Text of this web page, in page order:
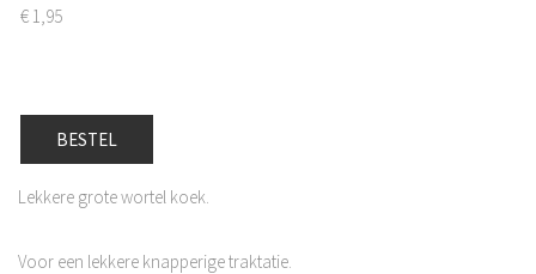
€ 1,95
BESTEL
Lekkere grote wortel koek.
Voor een lekkere knapperige traktatie.